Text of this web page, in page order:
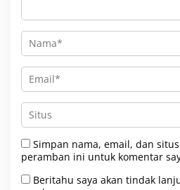
Simpan nama, email, dan
peramban ini untuk komentar
Beritahu saya akan tindak